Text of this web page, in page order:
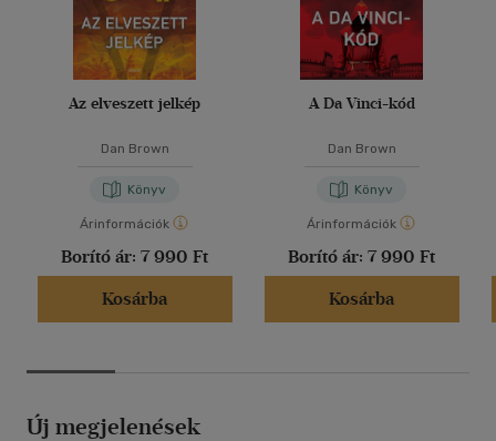
Az elveszett jelkép
Dan Brown
Könyv
Árinformációk
Borító ár: 7 990 Ft
Kosárba
A Da Vinci-kód
Dan Brown
Könyv
Árinformációk
Borító ár: 7 990 Ft
Kosárba
Új megjelenések